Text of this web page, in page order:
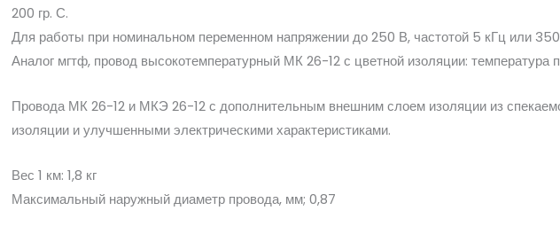
200 гр. С.
Для работы при номинальном переменном напряжении до 250 В, частотой 5 кГц или 350
Аналог мгтф, провод высокотемпературный МК 26-12 с цветной изоляции: температура
Провода МК 26-12 и МКЭ 26-12 с дополнительным внешним слоем изоляции из
изоляции и улучшенными электрическими характеристиками.
Вес 1 км: 1,8 кг
Максимальный наружный диаметр провода, мм; 0,87